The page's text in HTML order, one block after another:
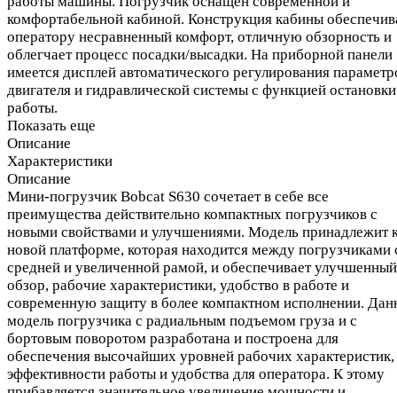
комфортабельной кабиной. Конструкция кабины
оператору несравненный комфорт, отличную обзорность и
облегчает процесс посадки/высадки. На приборной панели
имеется дисплей автоматического регулирования
двигателя и гидравлической системы с функцией
работы.
Показать еще
Описание
Характеристики
Описание
Мини-погрузчик Bobcat S630 сочетает в себе все
преимущества действительно компактных погрузчиков с
новыми свойствами и улучшениями. Модель принадлежит
новой платформе, которая находится между погрузчиками
средней и увеличенной рамой, и обеспечивает улучшенный
обзор, рабочие характеристики, удобство в работе и
современную защиту в более компактном исполнении.
модель погрузчика с радиальным подъемом груза и с
бортовым поворотом разработана и построена для
обеспечения высочайших уровней рабочих характеристик,
эффективности работы и удобства для оператора. К этому